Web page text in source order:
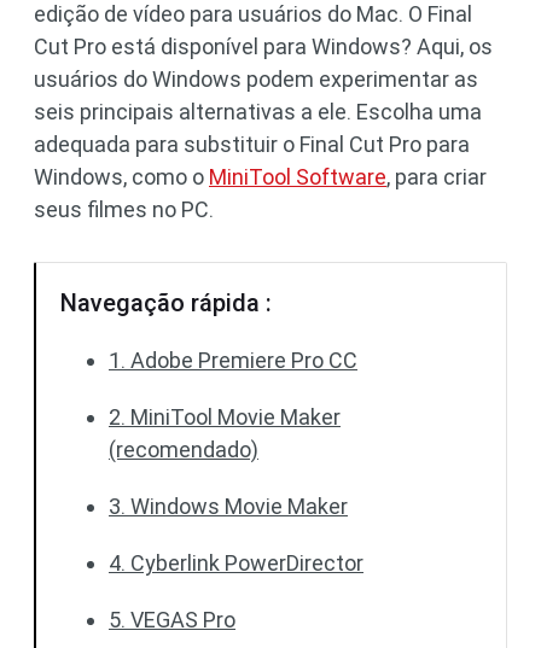
edição de vídeo para usuários do Mac. O Final
Cut Pro está disponível para Windows? Aqui, os
usuários do Windows podem experimentar as
seis principais alternativas a ele. Escolha uma
adequada para substituir o Final Cut Pro para
Windows, como o MiniTool Software, para criar
seus filmes no PC.
Navegação rápida :
1. Adobe Premiere Pro CC
2. MiniTool Movie Maker
(recomendado)
3. Windows Movie Maker
4. Cyberlink PowerDirector
5. VEGAS Pro